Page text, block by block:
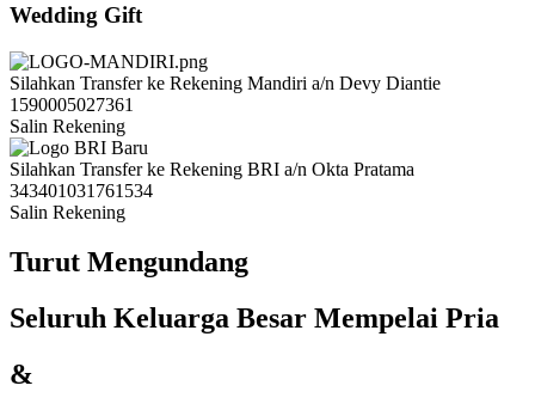
bisa berhadir dalam acara bahagia kalian, tapi doa aku sekeluarga
selalu menyertai kalian. Terimakasih atas undangannya dev. Sekali
lagi selamat atas hari bahagianya
Acil Puspus sekeluarga
Selamat dan berbahagia selalu buat Devy dan Okta. Semoga
menjadi keluarga yang sakinah mawadah warahmah
.barakallahu Amin, Amin ya rabbal alamin.
Fenny sekeluarga
Selamat menempuh hidup baru devy dan okta menjadi keluarga
sakinah mawaddah waromah dan slalu dalam lindungan Allah SWT
Roni Saputra
Selamat menempuh hidup baru
Daniel Joseph Gaman (Engek)
Wedding Gift
Silahkan Transfer ke Rekening Mandiri a/n Devy Diantie
1590005027361
Salin Rekening
Silahkan Transfer ke Rekening BRI a/n Okta Pratama
343401031761534
Salin Rekening
Turut Mengundang
Seluruh Keluarga Besar Mempelai Pria
&